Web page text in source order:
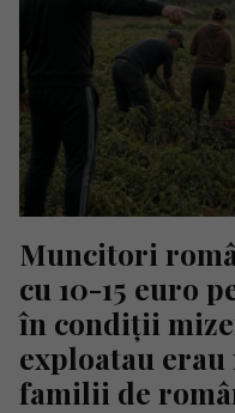
Muncitori
cu 10-15 euro
în condiții
exploatau
familii de